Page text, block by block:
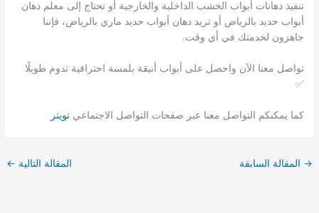
تنفيذ دهانات أبواب الخشب الداخلية والخارجية أو تحتاج إلى معلم دهان
أبواب حديد بالرياض أو تريد دهان أبواب حديد ماري بالرياض، فإننا
جاهزون لخدمتك في أي وقت.
تواصل معنا الآن واحصل على أبواب أنيقة بلمسة احترافية تدوم طويلًا
✅
كما يمكنكم التواصل معنا عبر صفحات التواصل الاجتماعيتويتر
→ المقالة السابقة المقالة التالية ←